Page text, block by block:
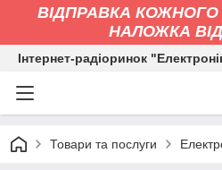
ВІДПРАВКА КОЖНОГО
НАЛОЖКА
Інтернет-радіоринок
Товари та послуги